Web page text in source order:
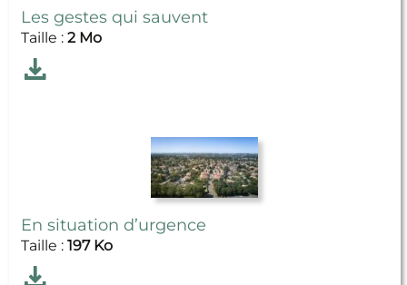
Les gestes qui sauvent
Taille : 2 Mo
Télécharger
En situation d’urgence
Taille : 197 Ko
Télécharger